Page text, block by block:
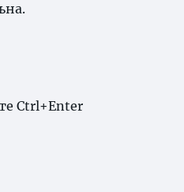
Ctrl+Enter